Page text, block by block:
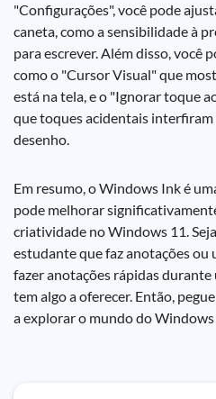
"Configurações", você pode
caneta, como a sensibilidade à
para escrever. Além disso, você
como o "Cursor Visual" que
está na tela, e o "Ignorar toque
que toques acidentais interfiram
desenho.
Em resumo, o Windows Ink é
pode melhorar
criatividade no Windows 11.
estudante que faz anotações ou
fazer anotações rápidas
tem algo a oferecer. Então,
a explorar o mundo do